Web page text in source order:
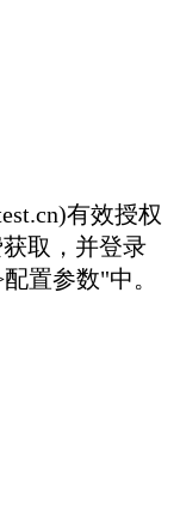
有效授权
取，并登录
置参数"中。